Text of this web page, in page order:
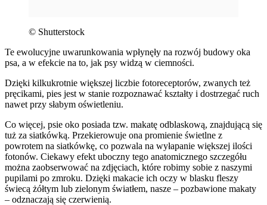
© Shutterstock
Te ewolucyjne uwarunkowania wpłynęły na rozwój budowy oka
psa, a w efekcie na to, jak psy widzą w ciemności.
Dzięki kilkukrotnie większej liczbie fotoreceptorów, zwanych też
pręcikami, pies jest w stanie rozpoznawać kształty i dostrzegać ruch
nawet przy słabym oświetleniu.
Co więcej, psie oko posiada tzw. makatę odblaskową, znajdującą się
tuż za siatkówką. Przekierowuje ona promienie świetlne z
powrotem na siatkówkę, co pozwala na wyłapanie większej ilości
fotonów. Ciekawy efekt uboczny tego anatomicznego szczegółu
można zaobserwować na zdjęciach, które robimy sobie z naszymi
pupilami po zmroku. Dzięki makacie ich oczy w blasku fleszy
świecą żółtym lub zielonym światłem, nasze – pozbawione makaty
– odznaczają się czerwienią.